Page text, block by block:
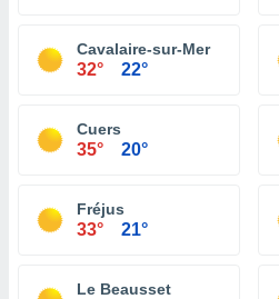
Cavalaire-sur-Mer
32° 22°
Cuers
35° 20°
Fréjus
33° 21°
Le Beausset